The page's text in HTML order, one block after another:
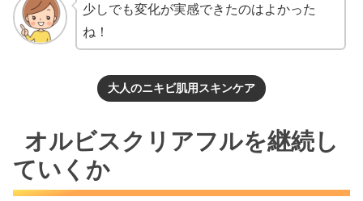
少しでも変化が実感できたのはよかった
ね！
大人のニキビ肌用スキンケア
オルビスクリアフルを継続し
ていくか